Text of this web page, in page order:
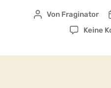
Beitragsautor
Von Fraginator
Keine